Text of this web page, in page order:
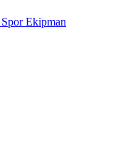
Spor Ekipman